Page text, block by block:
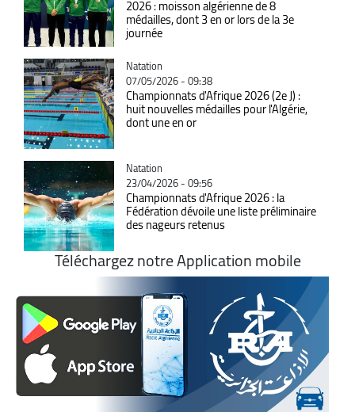
2026 : moisson algérienne de 8
médailles, dont 3 en or lors de la 3e
journée
Catégorie
Natation
07/05/2026 - 09:38
Championnats d'Afrique 2026 (2e J) :
huit nouvelles médailles pour l'Algérie,
dont une en or
Catégorie
Natation
23/04/2026 - 09:56
Championnats d'Afrique 2026 : la
Fédération dévoile une liste préliminaire
des nageurs retenus
Téléchargez notre Application mobile